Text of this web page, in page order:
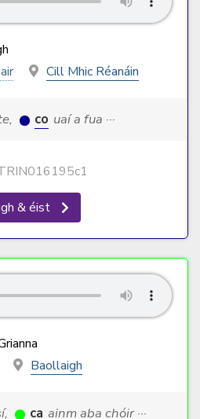
Cill Mhic Réanáin
co uaí a fua ···
& éist
Baollaigh
ca ainm aba chóir ···